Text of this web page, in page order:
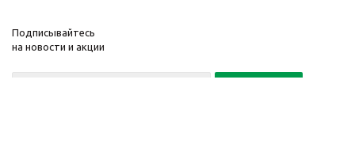
Подписывайтесь
на новости и акции